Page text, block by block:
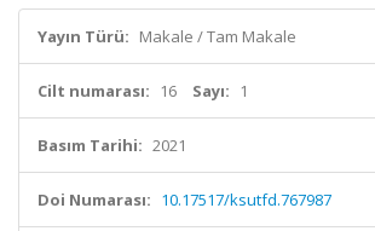
Yayın Türü: Makale / Tam Makale
Cilt numarası: 16 Sayı: 1
Basım Tarihi: 2021
Doi Numarası: 10.17517/ksutfd.767987